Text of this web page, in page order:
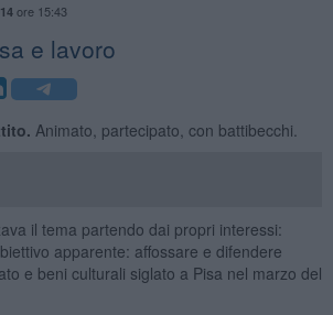
ore 15:43
e lavoro
Animato, partecipato, con battibecchi.
il tema partendo dai propri interessi:
apparente: affossare e difendere
e beni culturali siglato a Pisa nel marzo del